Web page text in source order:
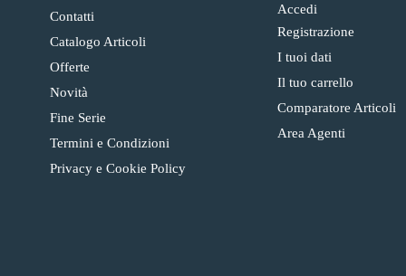
Contatti
Catalogo Articoli
Offerte
Novità
Fine Serie
Termini e Condizioni
Privacy e Cookie Policy
Accedi
Registrazione
I tuoi dati
Il tuo carrello
Comparatore Articoli
Area Agenti